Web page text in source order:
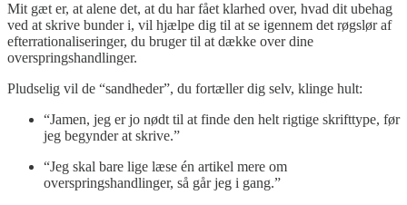
Mit gæt er, at alene det, at du har fået klarhed over, hvad dit ubehag
ved at skrive bunder i, vil hjælpe dig til at se igennem det røgslør af
efterrationaliseringer, du bruger til at dække over dine
overspringshandlinger.
Pludselig vil de “sandheder”, du fortæller dig selv, klinge hult:
“Jamen, jeg er jo nødt til at finde den helt rigtige skrifttype, før
jeg begynder at skrive.”
“Jeg skal bare lige læse én artikel mere om
overspringshandlinger, så går jeg i gang.”